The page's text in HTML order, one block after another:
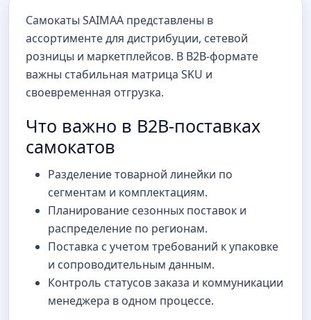
Самокаты SAIMAA представлены в
ассортименте для дистрибуции, сетевой
розницы и маркетплейсов. В B2B-формате
важны стабильная матрица SKU и
своевременная отгрузка.
Что важно в B2B-поставках
самокатов
Разделение товарной линейки по
сегментам и комплектациям.
Планирование сезонных поставок и
распределение по регионам.
Поставка с учетом требований к упаковке
и сопроводительным данным.
Контроль статусов заказа и коммуникации
менеджера в одном процессе.